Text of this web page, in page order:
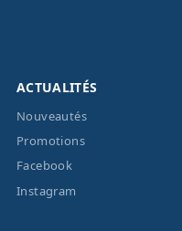
ACTUALITÉS
Nouveautés
Promotions
Facebook
Instagram